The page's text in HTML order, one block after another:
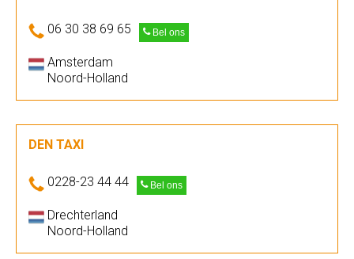
06 30 38 69 65 Bel ons
Amsterdam
Noord-Holland
DEN TAXI
0228-23 44 44 Bel ons
Drechterland
Noord-Holland